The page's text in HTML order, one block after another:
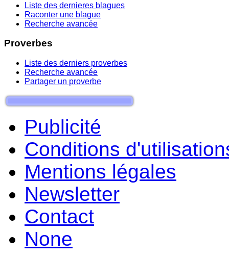
Liste des dernieres blagues
Raconter une blague
Recherche avancée
Proverbes
Liste des derniers proverbes
Recherche avancée
Partager un proverbe
Publicité
Conditions
Mentions légales
Newsletter
Contact
None